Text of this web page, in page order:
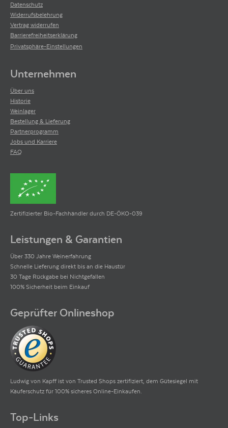
Datenschutz
Widerrufsbelehrung
Vertrag widerrufen
Barrierefreiheitserklärung
Privatsphäre-Einstellungen
Unternehmen
Über uns
Historie
Weinlager
Bestellung & Lieferung
Partnerprogramm
Jobs und Karriere
FAQ
Zertifizierter Bio-Fachhändler durch DE-ÖKO-039
Leistungen & Garantien
Über 330 Jahre Weinerfahrung
Schnelle Lieferung direkt bis an die Haustür
30 Tage Rückgabe bei Nichtgefallen
100% Sicherheit beim Einkauf
Geprüfter Onlineshop
Ludwig von Kapff ist von Trusted Shops zertifiziert, dem Gütesiegel mit
Käuferschutz für 100% sicheres Online-Einkaufen.
Top-Links